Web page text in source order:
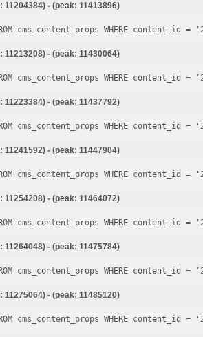
11204384) - (peak: 11413896)
11213208) - (peak: 11430064)
11223384) - (peak: 11437792)
11241592) - (peak: 11447904)
11254208) - (peak: 11464072)
11264048) - (peak: 11475784)
11275064) - (peak: 11485120)